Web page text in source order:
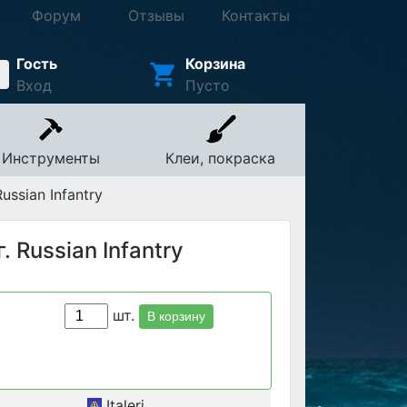
Форум Отзывы Контакты
Гость
Вход
Корзина
Пусто
Инструменты
Клеи, покраска
Infantry
Russian Infantry
шт. В корзину